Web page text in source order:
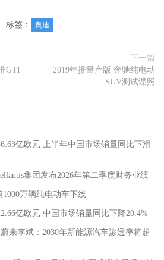
标签： 奥迪
GTI
下一篇
2019年推量产版 奔驰纯电动
SUV测试谍照
亿欧元 上半年中国市场销量同比下滑
集团发布2026年第二季度财务业绩
万辆纯电动车下线
亿欧元 中国市场销量同比下降20.4%
来李斌：2030年新能源汽车渗透率将超